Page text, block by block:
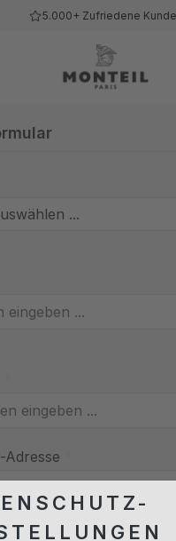
springen
5.000+ Zufriedene
hast 0 Produkte auf dem
Adresse